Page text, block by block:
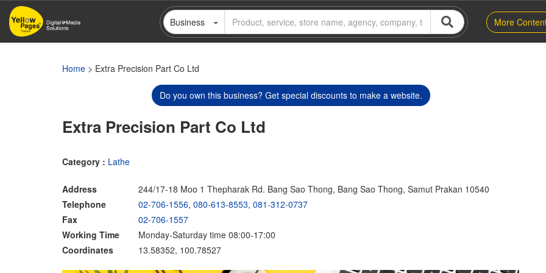
Skip
main
Business More
Home > Extra Precision Part Co Ltd
Do you own this business? Get special discounts to make a website.
Extra Precision Part Co Ltd
Category : Lathe
Address
244/17-18 Moo 1 Thepharak Rd. Bang Sao Thong, Bang Sao Thong, Samut Prakan 10540
Telephone
02-706-1556, 080-613-8553, 081-312-0737
Fax
02-706-1557
Working Time
Monday-Saturday time 08:00-17:00
Coordinates
13.58352, 100.78527